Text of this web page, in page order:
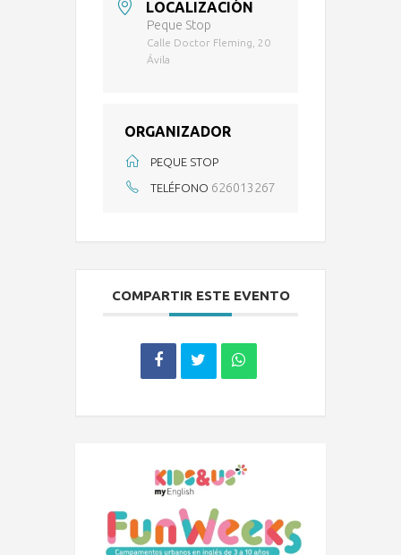
LOCALIZACIÓN
Peque Stop
Calle Doctor Fleming, 20
Ávila
ORGANIZADOR
PEQUE STOP
TELÉFONO 626013267
COMPARTIR ESTE EVENTO